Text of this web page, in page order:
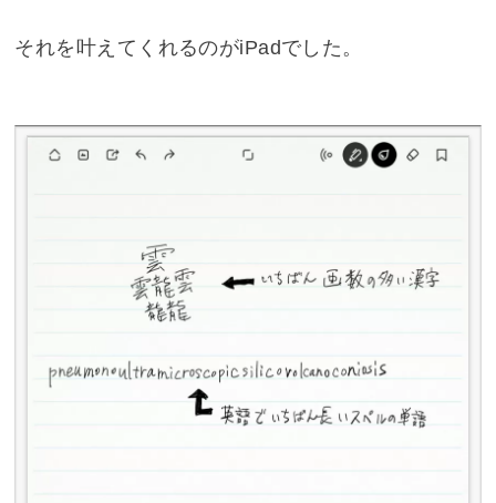
それを叶えてくれるのがiPadでした。